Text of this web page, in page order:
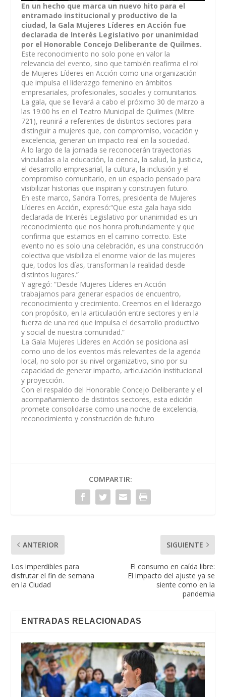
En un hecho que marca un nuevo hito para el
entramado institucional y productivo de la
ciudad, la Gala Mujeres Líderes en Acción fue
declarada de Interés Legislativo por unanimidad
por el Honorable Concejo Deliberante de Quilmes.
Este reconocimiento no solo pone en valor la
relevancia del evento, sino que también reafirma el rol
de Mujeres Líderes en Acción como una organización
que impulsa el liderazgo femenino en ámbitos
empresariales, profesionales, sociales y comunitarios.
La gala, que se llevará a cabo el próximo 30 de marzo a
las 19:00 hs en el Teatro Municipal de Quilmes (Mitre
721), reunirá a referentes de distintos sectores para
distinguir a mujeres que, con compromiso, vocación y
excelencia, generan un impacto real en la sociedad.
A lo largo de la jornada se reconocerán trayectorias
vinculadas a la educación, la ciencia, la salud, la justicia,
el desarrollo empresarial, la cultura, la inclusión y el
compromiso comunitario, en un espacio pensado para
visibilizar historias que inspiran y construyen futuro.
En este marco, Sandra Torres, presidenta de Mujeres
Líderes en Acción, expresó:“Que esta gala haya sido
declarada de Interés Legislativo por unanimidad es un
reconocimiento que nos honra profundamente y que
confirma que estamos en el camino correcto. Este
evento no es solo una celebración, es una construcción
colectiva que visibiliza el enorme valor de las mujeres
que, todos los días, transforman la realidad desde
distintos lugares.”
Y agregó: “Desde Mujeres Líderes en Acción
trabajamos para generar espacios de encuentro,
reconocimiento y crecimiento. Creemos en el liderazgo
con propósito, en la articulación entre sectores y en la
fuerza de una red que impulsa el desarrollo productivo
y social de nuestra comunidad.”
La Gala Mujeres Líderes en Acción se posiciona así
como uno de los eventos más relevantes de la agenda
local, no solo por su nivel organizativo, sino por su
capacidad de generar impacto, articulación institucional
y proyección.
Con el respaldo del Honorable Concejo Deliberante y el
acompañamiento de distintos sectores, esta edición
promete consolidarse como una noche de excelencia,
reconocimiento y construcción de futuro
COMPARTIR:
ANTERIOR
Los imperdibles para
disfrutar el fin de semana
en la Ciudad
SIGUIENTE
El consumo en caída libre:
El impacto del ajuste ya se
siente como en la
pandemia
ENTRADAS RELACIONADAS